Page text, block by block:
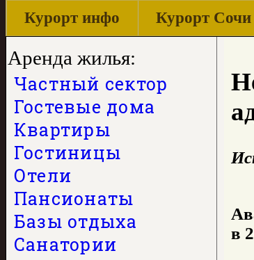
Курорт инфо Курорт Сочи
Аренда жилья:
Частный сектор
Гостевые дома
Квартиры
Гостиницы
Отели
Пансионаты
Базы отдыха
Санатории
в